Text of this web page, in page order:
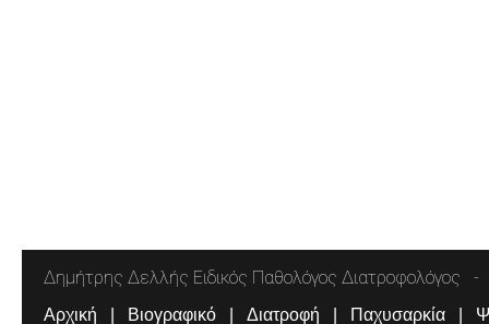
Δημήτρης Δελλής Ειδικός Παθολόγος Διατροφολόγος
Αρχική Βιογραφικό Διατροφή Παχυσαρκία